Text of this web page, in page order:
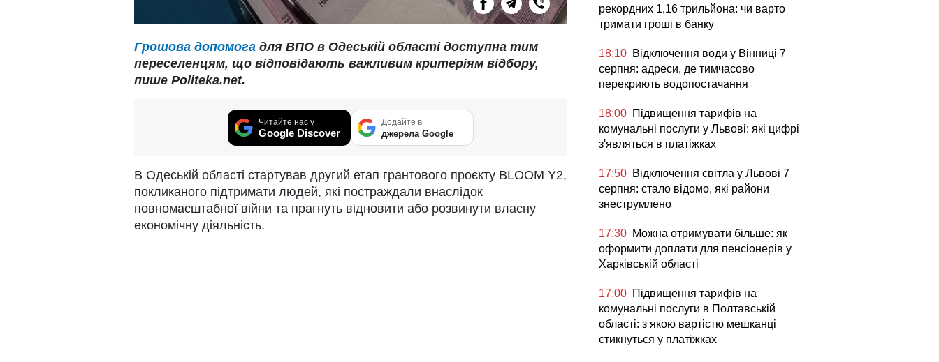
Грошова допомога для ВПО в Одеській області доступна тим
переселенцям, що відповідають важливим критеріям відбору,
пише Politeka.net.
Читайте нас у
Google Discover
Додайте в
джерела Google
В Одеській області стартував другий етап грантового проєкту BLOOM Y2,
покликаного підтримати людей, які постраждали внаслідок
повномасштабної війни та прагнуть відновити або розвинути власну
економічну діяльність.
рекордних 1,16 трильйона: чи варто
тримати гроші в банку
18:10 Відключення води у Вінниці 7
серпня: адреси, де тимчасово
перекриють водопостачання
18:00 Підвищення тарифів на
комунальні послуги у Львові: які цифрі
з'являться в платіжках
17:50 Відключення світла у Львові 7
серпня: стало відомо, які райони
знеструмлено
17:30 Можна отримувати більше: як
оформити доплати для пенсіонерів у
Харківській області
17:00 Підвищення тарифів на
комунальні послуги в Полтавській
області: з якою вартістю мешканці
стикнуться у платіжках